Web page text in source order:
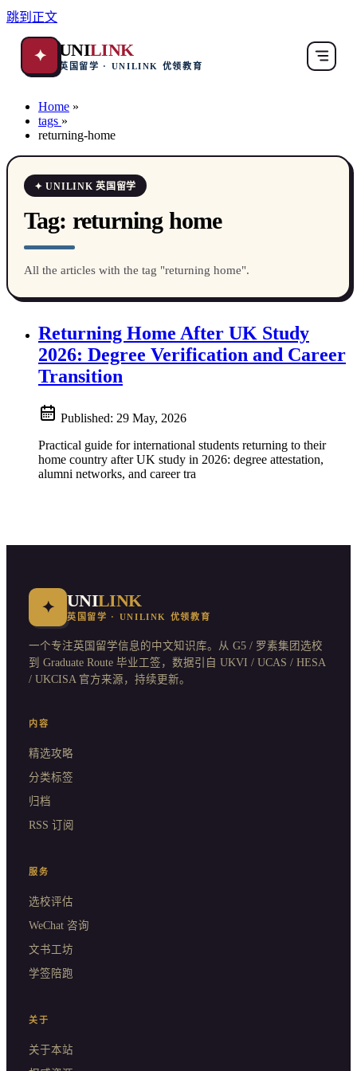
跳到正文
✦ UNILINK
英国留学 · UNILINK 优领教育
Home »
tags »
returning-home
✦ UNILINK 英国留学
Tag: returning home
All the articles with the tag "returning home".
Returning Home After UK Study
2026: Degree Verification and Career
Transition
Published: 29 May, 2026
Practical guide for international students returning to their
home country after UK study in 2026: degree attestation,
alumni networks, and career tra
✦ UNILINK
英国留学 · UNILINK 优领教育
一个专注英国留学信息的中文知识库。从 G5 / 罗素集团选校
到 Graduate Route 毕业工签，数据引自 UKVI / UCAS / HESA
/ UKCISA 官方来源，持续更新。
内容
精选攻略
分类标签
归档
RSS 订阅
服务
选校评估
WeChat 咨询
文书工坊
学签陪跑
关于
关于本站